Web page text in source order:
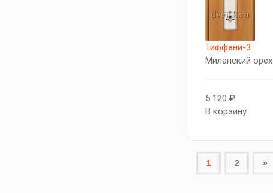
Тиффани-3
Миланский орех
5 120 ₽
В корзину
1 2 »